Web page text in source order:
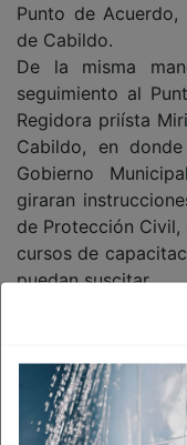
Punto de Acuerdo,
de Cabildo.
De la misma
seguimiento al
Regidora priísta
Cabildo, en
Gobierno
giraran
de Protección
cursos de
puedan suscitar.
después de que se
Najla, por su
aprobado en